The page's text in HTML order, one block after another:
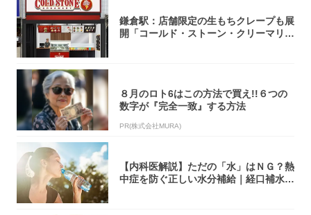
鎌倉駅：店舗限定の生もちクレープも展
開「コールド・ストーン・クリーマリ
８月のロト6はこの方法で買え!!６つの
数字が『完全一致』する方法
PR(株式会社MURA)
【内科医解説】ただの「水」はＮＧ？熱
中症を防ぐ正しい水分補給｜経口補水